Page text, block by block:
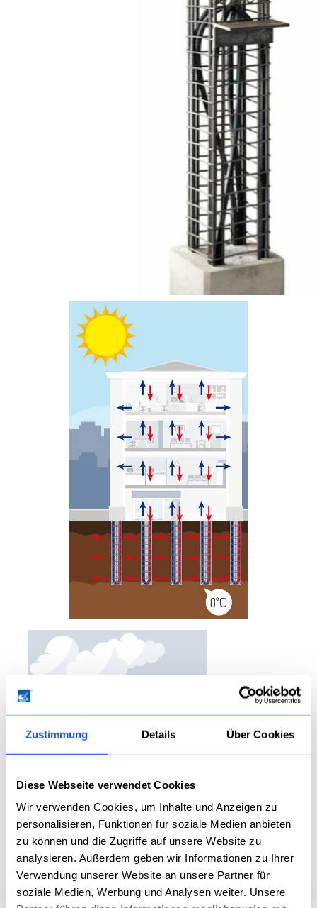
Zustimmung Details Über Cookies
Diese Webseite verwendet Cookies
Wir verwenden Cookies, um Inhalte und Anzeigen zu
personalisieren, Funktionen für soziale Medien anbieten
zu können und die Zugriffe auf unsere Website zu
analysieren. Außerdem geben wir Informationen zu Ihrer
Verwendung unserer Website an unsere Partner für
soziale Medien, Werbung und Analysen weiter. Unsere